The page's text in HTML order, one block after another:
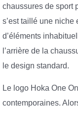
chaussures de sport
s’est taillé une
d’éléments
l’arrière de la
le design standard.
Le logo Hoka One
contemporaines.